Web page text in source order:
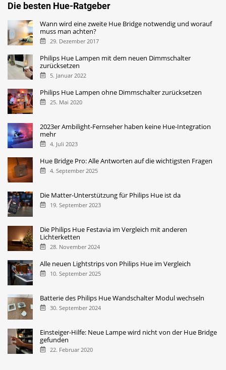
Die besten Hue-Ratgeber
Wann wird eine zweite Hue Bridge notwendig und worauf
muss man achten?
29. Dezember 2017
Philips Hue Lampen mit dem neuen Dimmschalter
zurücksetzen
5. Januar 2022
Philips Hue Lampen ohne Dimmschalter zurücksetzen
25. Mai 2020
2023er Ambilight-Fernseher haben keine Hue-Integration
mehr
4. Juli 2023
Hue Bridge Pro: Alle Antworten auf die wichtigsten Fragen
4. September 2025
Die Matter-Unterstützung für Philips Hue ist da
19. September 2023
Die Philips Hue Festavia im Vergleich mit anderen
Lichterketten
28. November 2024
Alle neuen Lightstrips von Philips Hue im Vergleich
10. September 2025
Batterie des Philips Hue Wandschalter Modul wechseln
30. September 2024
Einsteiger-Hilfe: Neue Lampe wird nicht von der Hue Bridge
gefunden
22. Februar 2020